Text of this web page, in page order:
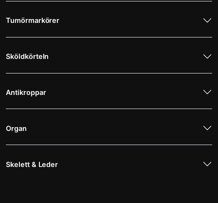
Tumörmarkörer
Sköldkörteln
Antikroppar
Organ
Skelett & Leder